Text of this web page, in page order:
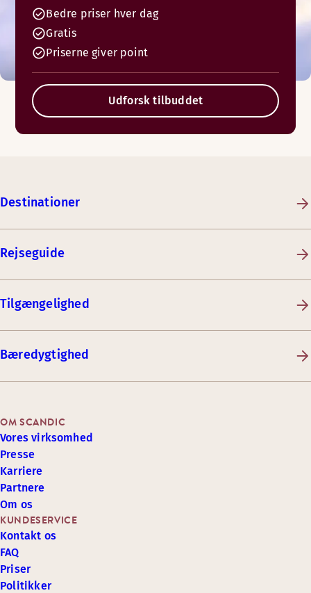
Bedre priser hver dag
Gratis
Priserne giver point
Udforsk tilbuddet
Destinationer
Rejseguide
Tilgængelighed
Bæredygtighed
KUNDESERVICE
Kontakt os
FAQ
Priser
Politikker
OM SCANDIC
Vores virksomhed
Presse
Karriere
Partnere
Om os